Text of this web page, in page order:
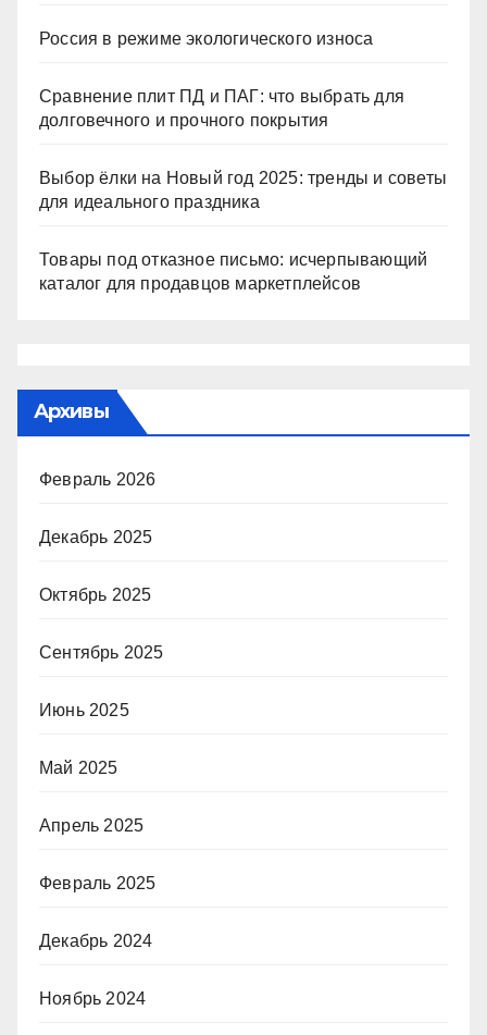
Россия в режиме экологического износа
Сравнение плит ПД и ПАГ: что выбрать для
долговечного и прочного покрытия
Выбор ёлки на Новый год 2025: тренды и советы
для идеального праздника
Товары под отказное письмо: исчерпывающий
каталог для продавцов маркетплейсов
Архивы
Февраль 2026
Декабрь 2025
Октябрь 2025
Сентябрь 2025
Июнь 2025
Май 2025
Апрель 2025
Февраль 2025
Декабрь 2024
Ноябрь 2024